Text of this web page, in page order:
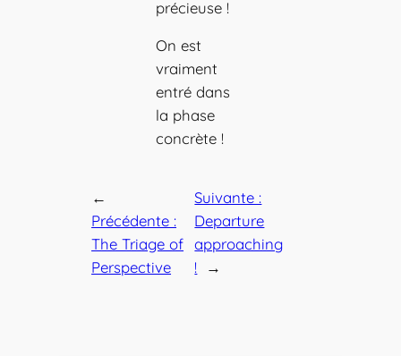
précieuse !
On est
vraiment
entré dans
la phase
concrète !
←
Précédente :
The Triage of
Perspective
Suivante :
Departure
approaching
!
→